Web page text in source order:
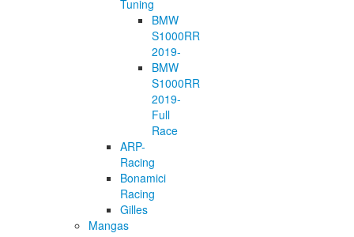
Tuning
BMW
S1000RR
2019-
BMW
S1000RR
2019-
Full
Race
ARP-
Racing
Bonamici
Racing
Gilles
Mangas